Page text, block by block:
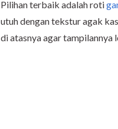
Pilihan terbaik adalah roti
utuh dengan tekstur agak
di atasnya agar tampilannya